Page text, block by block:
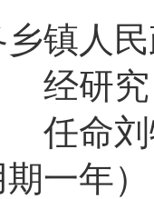
乡镇人
研究
命刘牡
期一年）